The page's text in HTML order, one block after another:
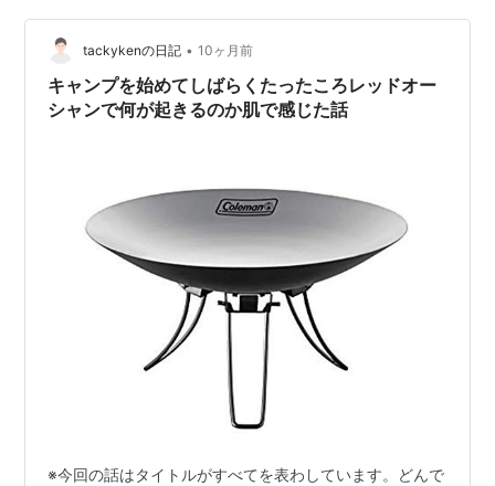
tackykenの日記 • 10ヶ月前
キャンプを始めてしばらくたったころレッドオー
シャンで何が起きるのか肌で感じた話
※今回の話はタイトルがすべてを表わしています。どんで